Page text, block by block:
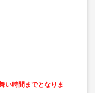
い時間までとなりま